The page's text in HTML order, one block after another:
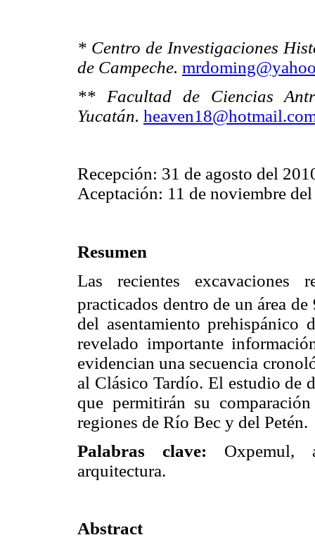
* Centro de Investigaciones
de Campeche.
** Facultad de Ciencias
Yucatán.
Recepción: 31 de agosto del
Aceptación: 11 de noviembre
Resumen
Las recientes excavaciones
practicados dentro de un área de
del asentamiento prehispánico
revelado importante
evidencian una secuencia
al Clásico Tardío. El estudio de
que permitirán su
regiones de Río Bec y del Petén.
Palabras clave: Oxpemul,
arquitectura.
Abstract